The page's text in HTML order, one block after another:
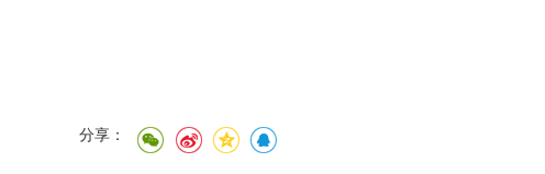
分享：